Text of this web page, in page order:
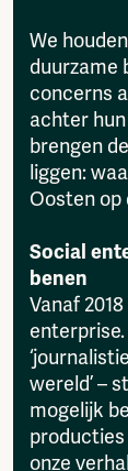
We
duurzame
concerns
achter
brengen
liggen:
Oosten op
Social
benen
Vanaf
wereld’ –
mogelijk
producties
onze